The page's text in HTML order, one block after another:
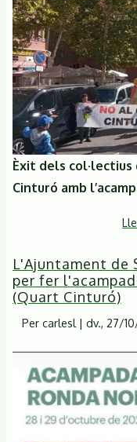
Èxit dels
Cinturó amb
L'Ajuntament de
per fer
(Quart Cinturó)
Per carlesl | dv., 27/